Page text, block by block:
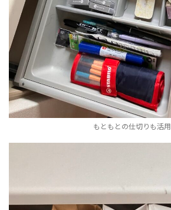
もともとの仕切りも活用